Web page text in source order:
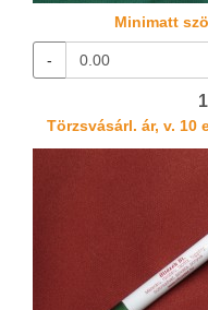
Minimatt
-
Törzsvásárl. ár, v. 10